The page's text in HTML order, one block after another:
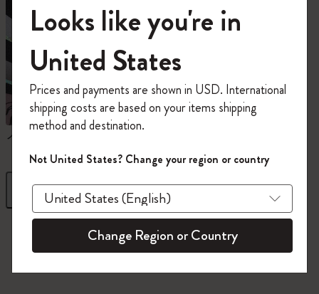
ノートブック
フィルター 並び替え
845 プロダクツ
モレスキンの世界へようこそ
「WELCOME10」を入力すると、初回注
文が10%オフ＋送料無料になります。セ
ール・アウトレット品は適用外。
Moleskineアカウントを作成して限定オフ
ァーや会員特典、さらに多くのインスピ
レーションを手に入れましょう。
今すぐ会員登録 !
Looks like you're in
United States
Prices and payments are shown in USD. International
shipping costs are based on your items shipping
method and destination.
Not United States? Change your region or country
Change Region or Country